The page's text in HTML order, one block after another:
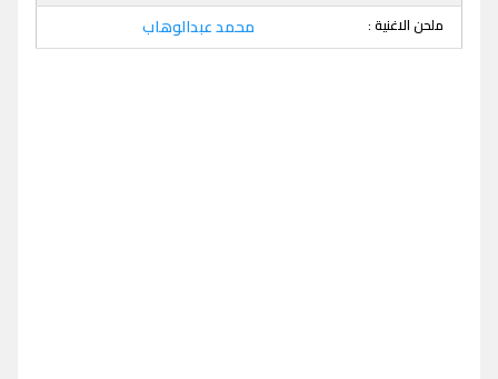
ملحن الاغنية : محمد عبدالوهاب